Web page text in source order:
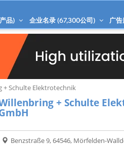
产品) 企业名录 (67,300公司) 广
+ Schulte Elektrotechnik
+ Schulte
Benzstraße 9, 64546, Mörfelden-